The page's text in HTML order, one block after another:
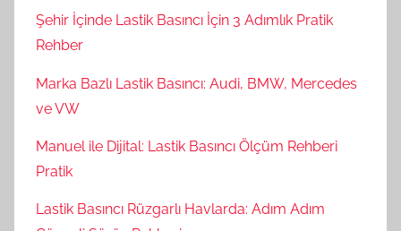
Şehir İçinde Lastik Basıncı İçin 3 Adımlık Pratik
Rehber
Marka Bazlı Lastik Basıncı: Audi, BMW, Mercedes
ve VW
Manuel ile Dijital: Lastik Basıncı Ölçüm Rehberi
Pratik
Lastik Basıncı Rüzgarlı Havlarda: Adım Adım